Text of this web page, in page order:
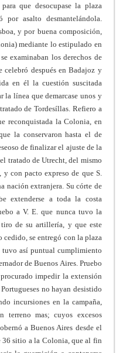
que desocupase la plaza
asalto desmantelándola.
y por buena composición,
mediante lo estipulado en
examinaban los derechos de
celebró después en Badajoz y
en él la cuestión suscitada
la línea que demarcase unos y
de Tordesíllas. Refiero a
reconquistada la Colonia, en
la conservaron hasta el de
de finalizar el ajuste de la
tratado de Utrecht, del mismo
con pacto expreso de que S.
nación extranjera. Su córte de
extenderse a toda la costa
a V. E. que nunca tuvo la
de su artillería, y que este
se entregó con la plaza
tuvo así puntual cumplimiento
de Buenos Aires. Pruebo
impedir la extensión
no hayan desistido
incursiones en la campaña,
terreno mas; cuyos excesos
a Buenos Aires desde el
36 sitio a la Colonia, que al fin